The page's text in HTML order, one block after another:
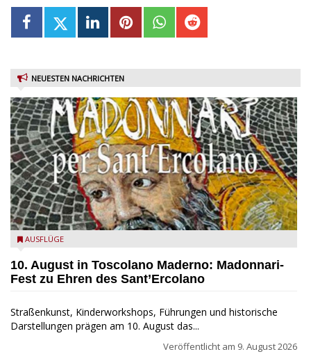
NEUESTEN NACHRICHTEN
Toscolano Maderno: "Madonnari per Sant'Ercolano"
AUSFLÜGE
10. August in Toscolano Maderno: Madonnari-
Fest zu Ehren des Sant’Ercolano
Straßenkunst, Kinderworkshops, Führungen und historische
Darstellungen prägen am 10. August das...
Veröffentlicht am 9. August 2026